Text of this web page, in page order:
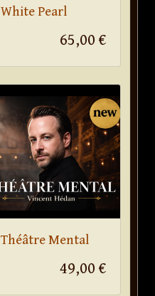
White Pearl
65,00 €
Théâtre Mental
49,00 €